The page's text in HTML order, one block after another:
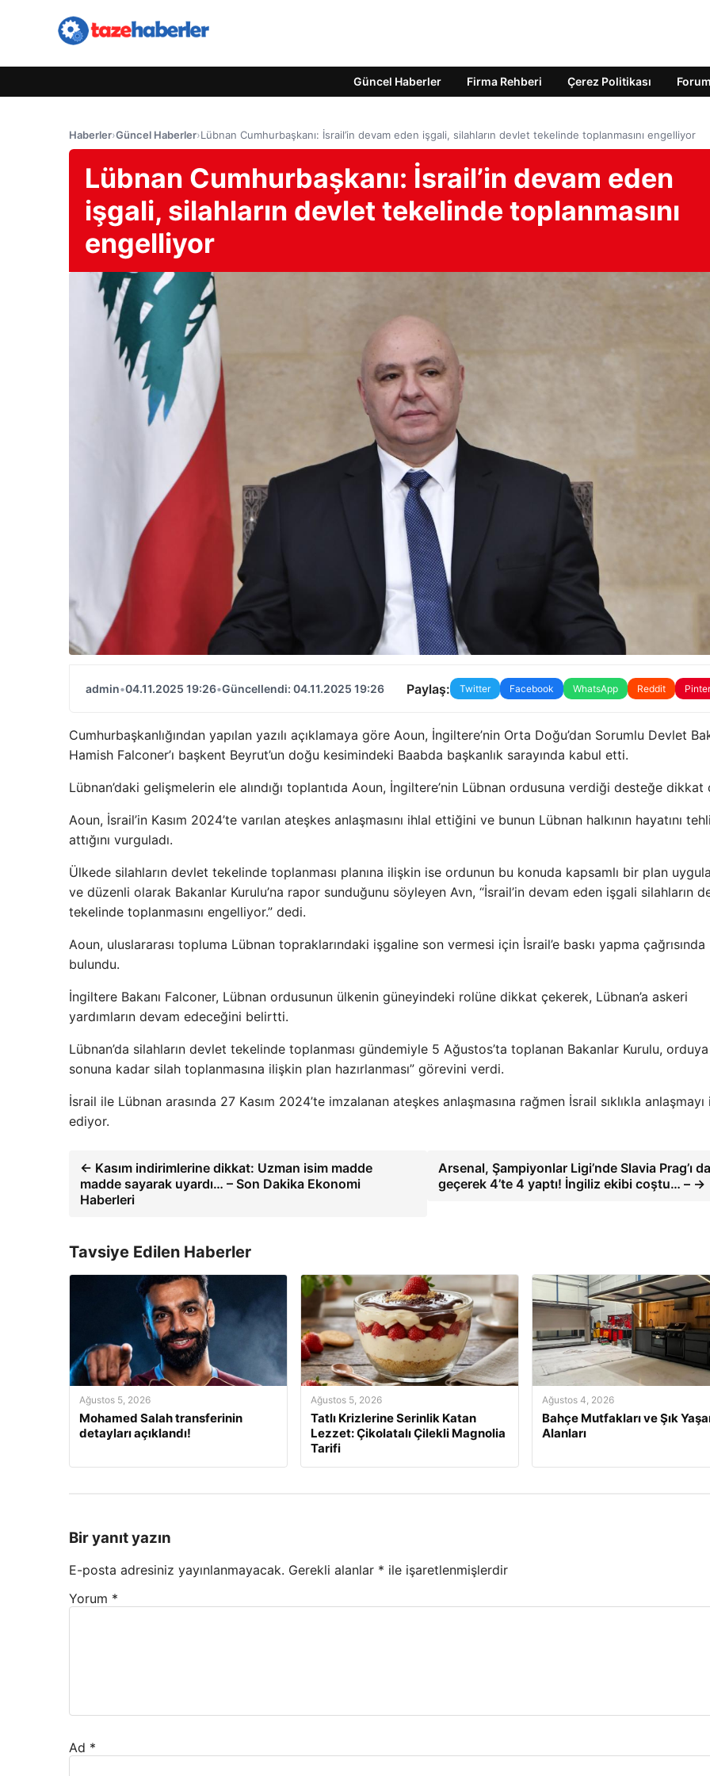
Güncel Haberler Firma Rehberi Çerez Politikası Forum
Haberler›Güncel Haberler›Lübnan Cumhurbaşkanı: İsrail’in devam eden işgali, silahların devlet tekelinde toplanmasını engelliyor
Lübnan Cumhurbaşkanı: İsrail’in devam eden
işgali, silahların devlet tekelinde toplanmasını
engelliyor
admin•04.11.2025 19:26•Güncellendi: 04.11.2025 19:26 Paylaş: Twitter Facebook WhatsApp Reddit
Cumhurbaşkanlığından yapılan yazılı açıklamaya göre Aoun, İngiltere’nin Orta Doğu’dan Sorumlu Devlet
Hamish Falconer’ı başkent Beyrut’un doğu kesimindeki Baabda başkanlık sarayında kabul etti.
Lübnan’daki gelişmelerin ele alındığı toplantıda Aoun, İngiltere’nin Lübnan ordusuna verdiği desteğe dikkat
Aoun, İsrail’in Kasım 2024’te varılan ateşkes anlaşmasını ihlal ettiğini ve bunun Lübnan halkının hayatını
attığını vurguladı.
Ülkede silahların devlet tekelinde toplanması planına ilişkin ise ordunun bu konuda kapsamlı bir plan
ve düzenli olarak Bakanlar Kurulu’na rapor sunduğunu söyleyen Avn, “İsrail’in devam eden işgali silahların
tekelinde toplanmasını engelliyor.” dedi.
Aoun, uluslararası topluma Lübnan topraklarındaki işgaline son vermesi için İsrail’e baskı yapma çağrısında
bulundu.
İngiltere Bakanı Falconer, Lübnan ordusunun ülkenin güneyindeki rolüne dikkat çekerek, Lübnan’a askeri
yardımların devam edeceğini belirtti.
Lübnan’da silahların devlet tekelinde toplanması gündemiyle 5 Ağustos’ta toplanan Bakanlar Kurulu, orduya
sonuna kadar silah toplanmasına ilişkin plan hazırlanması” görevini verdi.
İsrail ile Lübnan arasında 27 Kasım 2024’te imzalanan ateşkes anlaşmasına rağmen İsrail sıklıkla anlaşmayı
ediyor.
← Kasım indirimlerine dikkat: Uzman isim madde
madde sayarak uyardı… – Son Dakika Ekonomi
Haberleri
Arsenal, Şampiyonlar Ligi’nde Slavia Prag’ı
geçerek 4’te 4 yaptı! İngiliz ekibi coştu… – →
Tavsiye Edilen Haberler
Ağustos 5, 2026
Mohamed Salah transferinin
detayları açıklandı!
Ağustos 5, 2026
Tatlı Krizlerine Serinlik Katan
Lezzet: Çikolatalı Çilekli Magnolia
Tarifi
Ağustos 4, 2026
Bahçe Mutfakları ve Şık
Alanları
Bir yanıt yazın
E-posta adresiniz yayınlanmayacak. Gerekli alanlar * ile işaretlenmişlerdir
Yorum *
Ad *